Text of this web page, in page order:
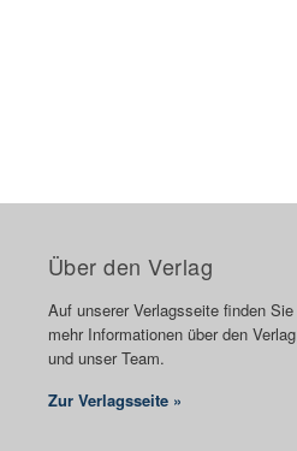
Über den Verlag
Auf unserer Verlagsseite finden Sie
mehr Informationen über den Verlag
und unser Team.
Zur Verlagsseite »